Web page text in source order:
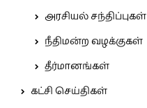
அரசியல் சந்திப்புகள்
நீதிமன்ற வழக்குகள்
தீர்மானங்கள்
கட்சி செய்திகள்